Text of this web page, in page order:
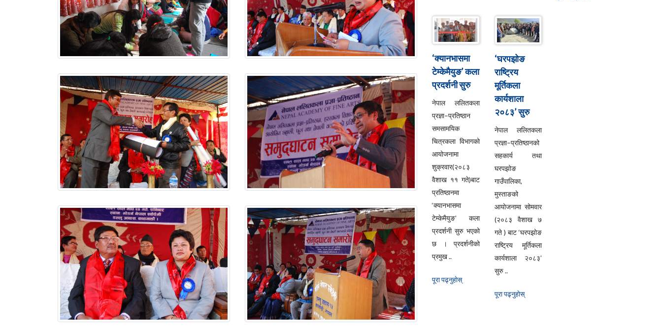
‘क्यानभासमा
टेम्केमैयुङ’ कला
प्रदर्शनी सुरु
नेपाल ललितकला
प्रज्ञा–प्रतिष्ठान
समसामयिक
चित्रकला विभागको
आयोजनामा
शुक्रवार(२०८३
वैशाख ११ गते)बाट
प्रतिष्ठानमा
‘क्यानभासमा
टेम्केमैयुङ’ कला
प्रदर्शनी सुरु भएको
छ । प्रदर्शनीको
प्रमुख ..
पूरा पढ्नुहाेस्
‘घरपझोङ
राष्ट्रिय
मूर्तिकला
कार्यशाला
२०८३’ सुरु
नेपाल ललितकला
प्रज्ञा–प्रतिष्ठानको
सहकार्य तथा
घरपझोङ
गाउँपालिका,
मुस्ताङको
आयोजनामा सोमवार
(२०८३ वैशाख ७
गते ) बाट ‘घरपझोङ
राष्ट्रिय मूर्तिकला
कार्यशाला २०८३’
सुरु ..
पूरा पढ्नुहाेस्